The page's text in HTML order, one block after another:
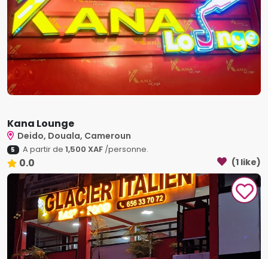
Kana Lounge
Deido, Douala, Cameroun
5 A partir de 1,500 XAF/personne.
0.0 (1 like)